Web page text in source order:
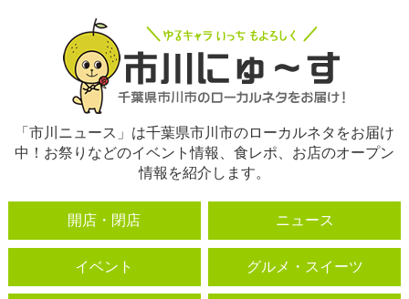
「市川ニュース」は千葉県市川市のローカルネタをお届け
中！お祭りなどのイベント情報、食レポ、お店のオープン
情報を紹介します。
開店・閉店 ニュース
イベント グルメ・スイーツ